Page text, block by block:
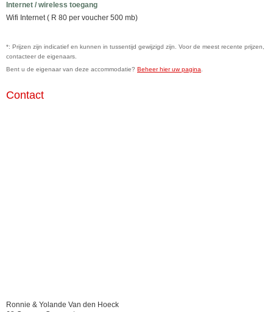
Internet / wireless toegang
Wifi Internet ( R 80 per voucher 500 mb)
*: Prijzen zijn indicatief en kunnen in tussentijd gewijzigd zijn. Voor de meest recente prijzen,
contacteer de eigenaars.
Bent u de eigenaar van deze accommodatie? Beheer hier uw pagina
Contact
Ronnie & Yolande Van den Hoeck